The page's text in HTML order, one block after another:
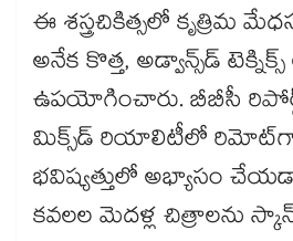
ఈ శస్త్రచికిత్సలో కృత్రిమ
అనేక కొత్త, అడ్వాన్స్⁭డ్ టెక్నిక్స్
ఉపయోగించారు. బీబీసీ రిపోర్ట్
మిక్స్‌డ్ రియాలిటీలో రిమోట్‌గా
భవిష్యత్తులో అభ్యాసం
కవలల మెదళ్ల చిత్రాలను